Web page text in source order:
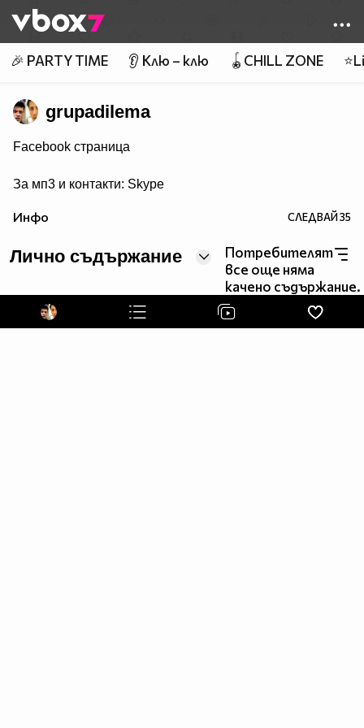
👾
🎉 PARTY TIME 👂 Клю – клю 🪀CHILL ZONE
grupadilema
Facebook страница
За мп3 и контакти: Skype
Инфо СЛЕДВАЙ35
Лично съдържание
Потребителят
все още няма
качено съдържание.